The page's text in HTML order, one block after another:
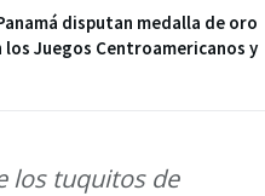
disputan medalla de oro
los Juegos Centroamericanos y
los tuquitos de